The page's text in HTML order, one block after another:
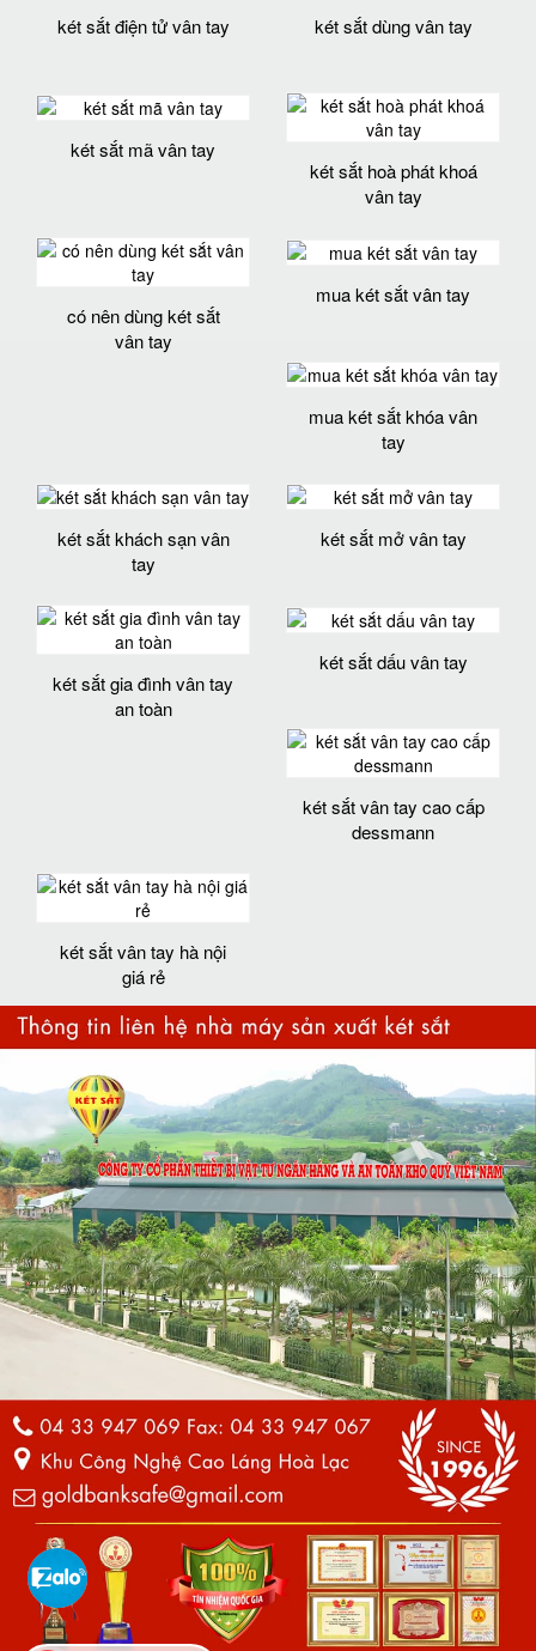
két sắt điện tử vân tay két sắt dùng vân tay
két sắt mã vân tay
két sắt hoà phát khoá
vân tay
có nên dùng két sắt
vân tay
mua két sắt vân tay
mua két sắt khóa vân
tay
két sắt khách sạn vân
tay
két sắt mở vân tay
két sắt gia đình vân tay
an toàn
két sắt dấu vân tay
két sắt vân tay cao cấp
dessmann
két sắt vân tay hà nội
giá rẻ